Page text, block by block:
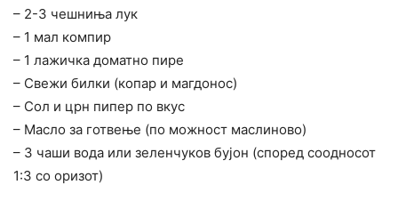
– 2-3 чешниња лук
– 1 мал компир
– 1 лажичка доматно пире
– Свежи билки (копар и магдонос)
– Сол и црн пипер по вкус
– Масло за готвење (по можност маслиново)
– 3 чаши вода или зеленчуков бујон (според соодносот
1:3 со оризот)